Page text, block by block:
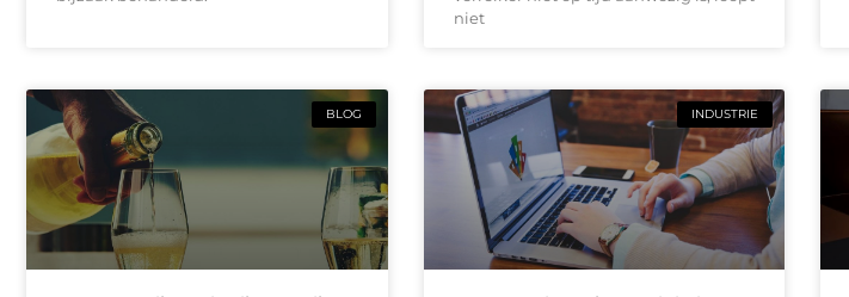
niet
BLOG INDUSTRIE